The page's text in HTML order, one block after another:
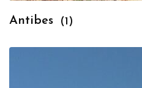
Antibes (1)